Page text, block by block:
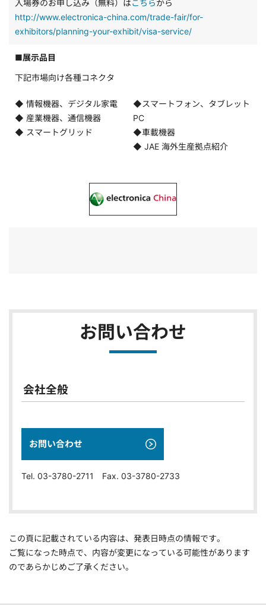
入場券のお申し込み（無料）はこちらから
http://www.electronica-china.com/trade-fair/for-
exhibitors/planning-your-exhibit/visa-service/
■展示品目
下記市場向け各種コネクタ
◆ 情報機器、デジタル家電
◆ 産業機器、通信機器
◆ スマートグリッド
◆スマートフォン、タブレット
PC
◆車載機器
◆ JAE 海外生産拠点紹介
お問い合わせ
会社全般
お問い合わせ
Tel. 03-3780-2711 Fax. 03-3780-2733
この頁に記載されている内容は、発表日時点の情報です。
ご覧になった時点で、内容が変更になっている可能性があります
のであらかじめご了承ください。